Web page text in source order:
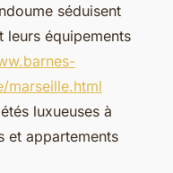
séduisent
leurs équipements
marseille.html
luxueuses à
et appartements